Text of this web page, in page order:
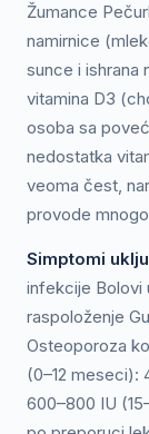
Žumance
namirnice
sunce i ishrana
vitamina D3
osoba sa
nedostatka
veoma čest,
provode
Simptomi
infekcije Bolovi
raspoloženje
Osteoporoza
(0–12 meseci):
600–800 IU